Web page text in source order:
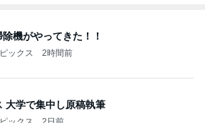
機がやってきた！！
ックス 2時間前
大学で集中し原稿執筆